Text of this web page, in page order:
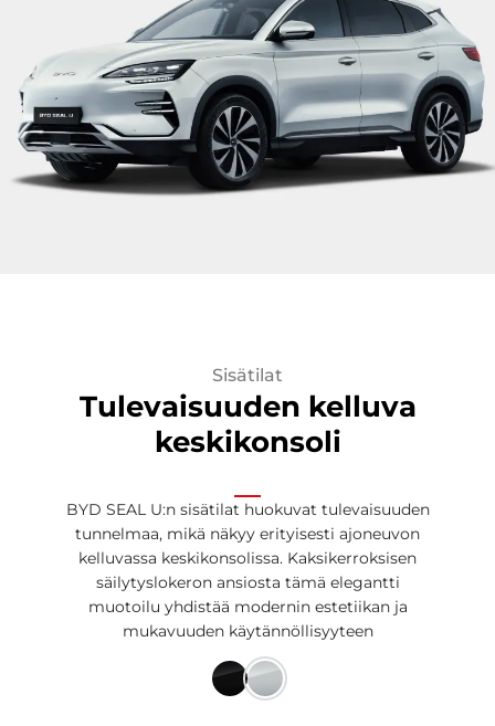
Sisätilat
Tulevaisuuden kelluva
keskikonsoli
BYD SEAL U:n sisätilat huokuvat tulevaisuuden
tunnelmaa, mikä näkyy erityisesti ajoneuvon
kelluvassa keskikonsolissa. Kaksikerroksisen
säilytyslokeron ansiosta tämä elegantti
muotoilu yhdistää modernin estetiikan ja
mukavuuden käytännöllisyyteen